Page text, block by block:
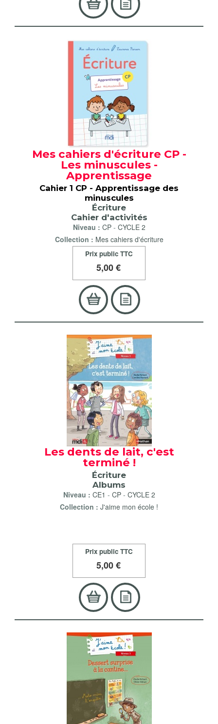
Mes cahiers d'écriture CP -
Les minuscules -
Apprentissage
Cahier 1 CP - Apprentissage des
minuscules
Écriture
Cahier d'activités
Niveau : CP- CYCLE 2
Collection : Mes cahiers d'écriture
Prix public TTC
5,00 €
Les dents de lait, c'est
terminé !
Écriture
Albums
Niveau : CE1 - CP- CYCLE 2
Collection : J'aime mon école !
Prix public TTC
5,00 €